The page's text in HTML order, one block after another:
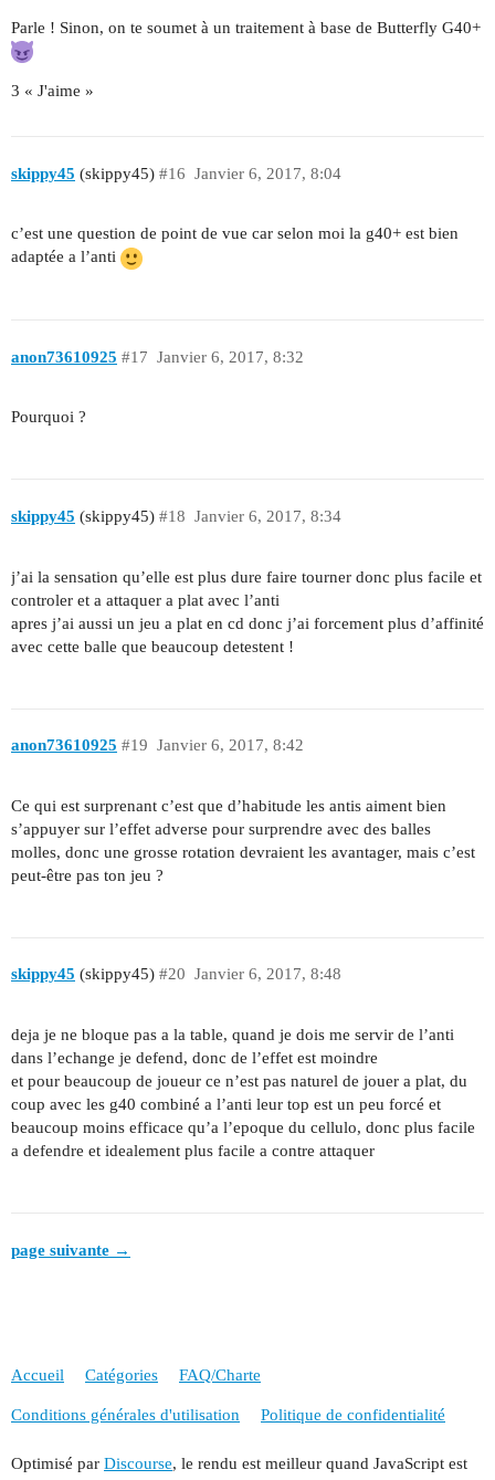
Parle ! Sinon, on te soumet à un traitement à base de Butterfly G40+
3 « J'aime »
skippy45 (skippy45) Janvier 6, 2017, 8:04
#16
c’est une question de point de vue car selon moi la g40+ est bien
adaptée a l’anti
anon73610925 Janvier 6, 2017, 8:32
#17
Pourquoi ?
skippy45 (skippy45) Janvier 6, 2017, 8:34
#18
j’ai la sensation qu’elle est plus dure faire tourner donc plus facile et
controler et a attaquer a plat avec l’anti
apres j’ai aussi un jeu a plat en cd donc j’ai forcement plus d’affinité
avec cette balle que beaucoup detestent !
anon73610925 Janvier 6, 2017, 8:42
#19
Ce qui est surprenant c’est que d’habitude les antis aiment bien
s’appuyer sur l’effet adverse pour surprendre avec des balles
molles, donc une grosse rotation devraient les avantager, mais c’est
peut-être pas ton jeu ?
skippy45 (skippy45) Janvier 6, 2017, 8:48
#20
deja je ne bloque pas a la table, quand je dois me servir de l’anti
dans l’echange je defend, donc de l’effet est moindre
et pour beaucoup de joueur ce n’est pas naturel de jouer a plat, du
coup avec les g40 combiné a l’anti leur top est un peu forcé et
beaucoup moins efficace qu’a l’epoque du cellulo, donc plus facile
a defendre et idealement plus facile a contre attaquer
page suivante →
Accueil Catégories FAQ/Charte
Conditions générales d'utilisation Politique de confidentialité
Optimisé par Discourse, le rendu est meilleur quand JavaScript est